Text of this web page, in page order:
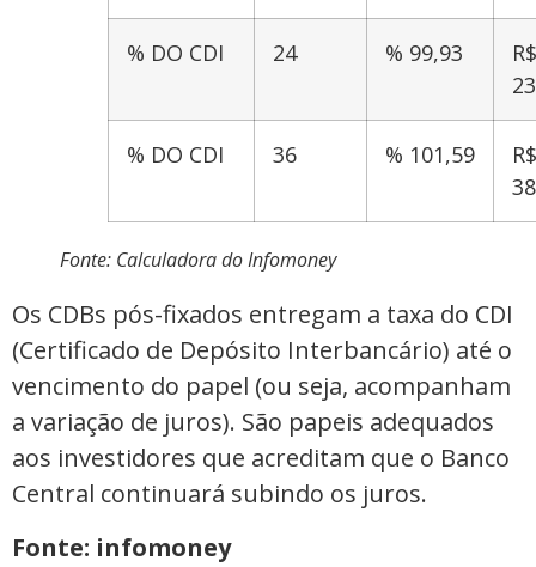
% DO CDI 24 % 99,93
R$
% DO CDI 36 % 101,59
R$
Fonte: Calculadora do Infomoney
Os CDBs pós-fixados entregam a taxa do CDI
(Certificado de Depósito Interbancário) até o
vencimento do papel (ou seja, acompanham
a variação de juros). São papeis adequados
aos investidores que acreditam que o Banco
Central continuará subindo os juros.
Fonte: infomoney